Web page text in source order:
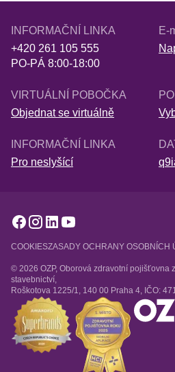
INFORMAČNÍ LINKA
+420 261 105 555
PO-PÁ 8:00-18:00
E-
VIRTUÁLNÍ POBOČKA
Objednat se virtuálně
INFORMAČNÍ LINKA
Pro neslyšící
COOKIESZASADY OCHRANY OSOBNÍCH
© 2026 OZP, Oborová zdravotní pojišťovna
stavebnictví,
Roškotova 1225/1, 140 00 Praha 4, IČO: